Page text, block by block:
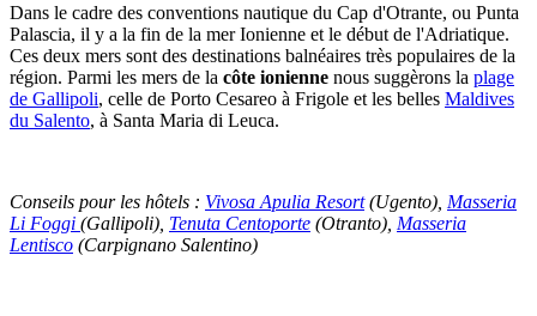
Dans le cadre des conventions nautique du Cap d'Otrante, ou Punta
Palascia, il y a la fin de la mer Ionienne et le début de l'Adriatique.
Ces deux mers sont des destinations balnéaires très populaires de la
région. Parmi les mers de la côte ionienne nous suggèrons la plage
de Gallipoli, celle de Porto Cesareo à Frigole et les belles Maldives
du Salento, à Santa Maria di Leuca.
Conseils pour les hôtels : Vivosa Apulia Resort(Ugento), Masseria
Li Foggi (Gallipoli), Tenuta Centoporte (Otranto), Masseria
Lentisco (Carpignano Salentino)